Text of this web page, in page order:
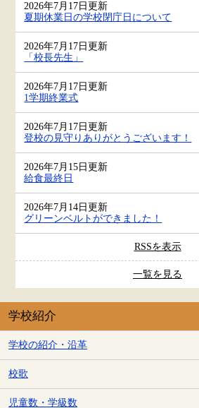
2026年7月17日更新
夏期休業日の学校閉庁日について
2026年7月17日更新
「校長先生」
2026年7月17日更新
1学期終業式
2026年7月17日更新
登校の見守りありがとうございます！
2026年7月15日更新
給食最終日
2026年7月14日更新
グリーンベルトができました！
RSSを表示
一覧を見る
学校紹介
学校の紹介・沿革
校歌
児童数・学級数